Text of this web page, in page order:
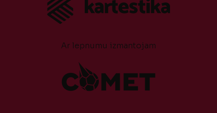
Ar lepnumu izmantojam